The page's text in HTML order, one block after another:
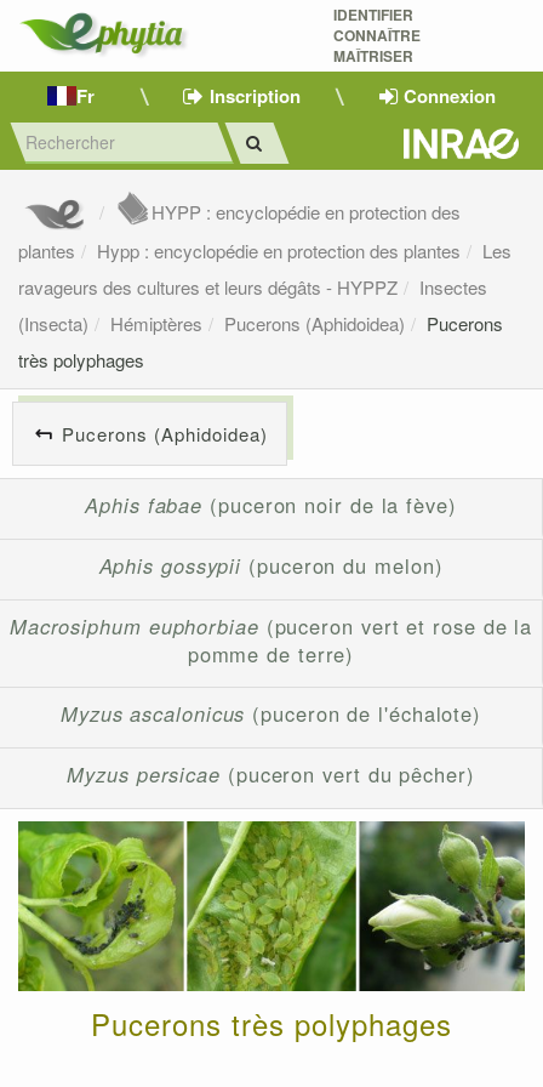
IDENTIFIER
CONNAÎTRE
MAÎTRISER
Fr Inscription Connexion
HYPP : encyclopédie en protection des
plantes
Hypp : encyclopédie en protection des plantes
Les
ravageurs des cultures et leurs dégâts - HYPPZ
Insectes
(Insecta)
Hémiptères Pucerons (Aphidoidea)
Pucerons
très polyphages
Pucerons (Aphidoidea)
Aphis fabae (puceron noir de la fève)
Aphis gossypii (puceron du melon)
Macrosiphum euphorbiae (puceron vert et rose de la
pomme de terre)
Myzus ascalonicus (puceron de l'échalote)
Myzus persicae (puceron vert du pêcher)
Pucerons très polyphages